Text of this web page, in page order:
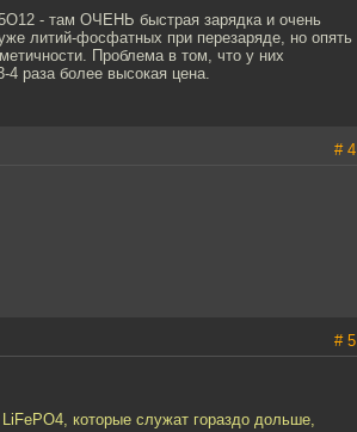
- там ОЧЕНЬ быстрая зарядка и очень
литий-фосфатных при перезаряде, но опять
Проблема в том, что у них
раза более высокая цена.
# 4
# 5
которые служат гораздо дольше,